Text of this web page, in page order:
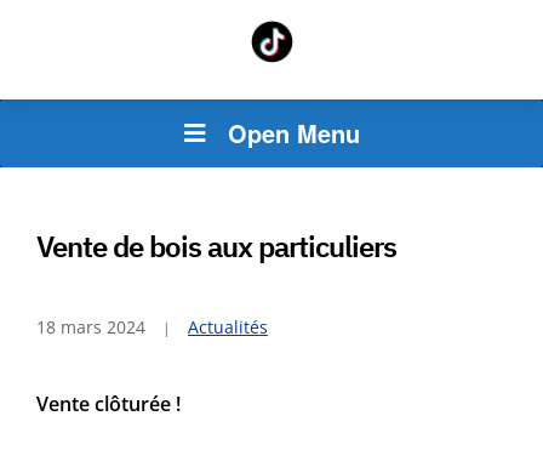
Open Menu
Vente de bois aux particuliers
18 mars 2024 Actualités
Vente clôturée !